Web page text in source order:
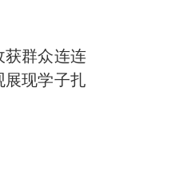
群众连连
展现学子扎